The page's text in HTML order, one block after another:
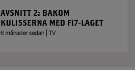
AVSNITT 2: BAKOM
KULISSERNA MED F17-LAGET
6 månader sedan | TV